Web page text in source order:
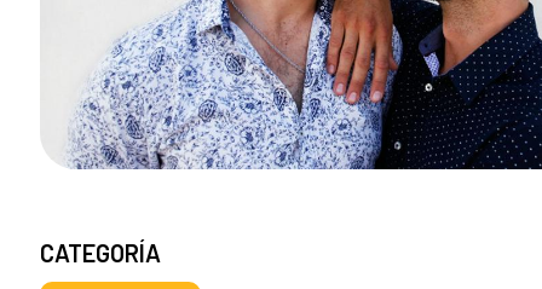
CATEGORÍA